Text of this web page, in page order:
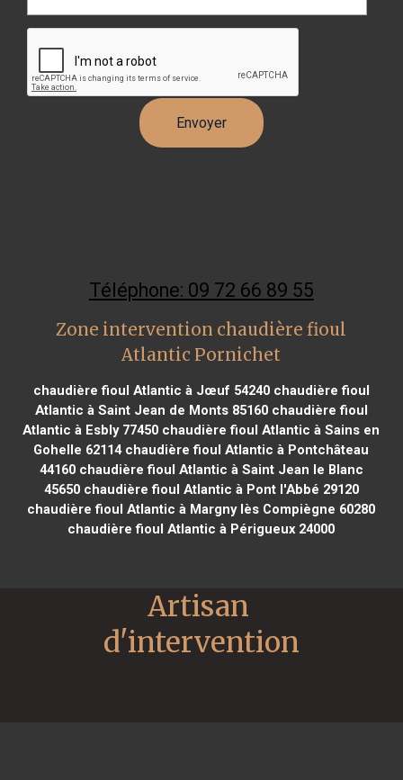
Téléphone: 09 72 66 89 55
Zone intervention chaudière fioul
Atlantic Pornichet
chaudière fioul Atlantic à Jœuf 54240chaudière fioul
Atlantic à Saint Jean de Monts 85160chaudière fioul
Atlantic à Esbly 77450 chaudière fioul Atlantic à Sains en
Gohelle 62114chaudière fioul Atlantic à Pontchâteau
44160chaudière fioul Atlantic à Saint Jean le Blanc
45650chaudière fioul Atlantic à Pont l'Abbé 29120
chaudière fioul Atlantic à Margny lès Compiègne 60280
chaudière fioul Atlantic à Périgueux 24000
Artisan
d'intervention